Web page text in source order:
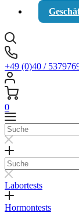
+49 (0)40 /
0
Suche
Suche
Labortests
Hormontests